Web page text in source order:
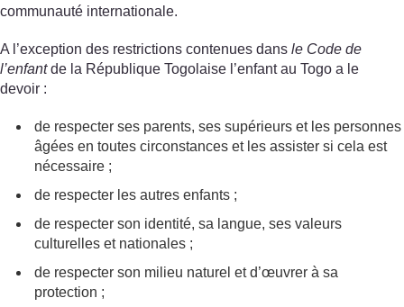
communauté internationale.
A l’exception des restrictions contenues dans le Code de
l’enfantde la République Togolaise l’enfant au Togo a le
devoir :
de respecter ses parents, ses supérieurs et les personnes
âgées en toutes circonstances et les assister si cela est
nécessaire ;
de respecter les autres enfants ;
de respecter son identité, sa langue, ses valeurs
culturelles et nationales ;
de respecter son milieu naturel et d’œuvrer à sa
protection ;